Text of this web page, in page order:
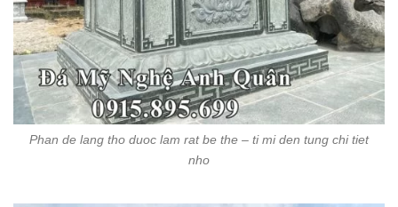
Phan de lang tho duoc lam rat be the – ti mi den tung chi tiet
nho